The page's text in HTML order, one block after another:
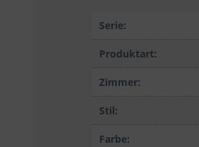
Serie:
Produktart:
Zimmer:
Stil:
Farbe: